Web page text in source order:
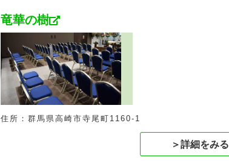
竜華の樹
住所：群馬県高崎市寺尾町1160-1
＞詳細をみる